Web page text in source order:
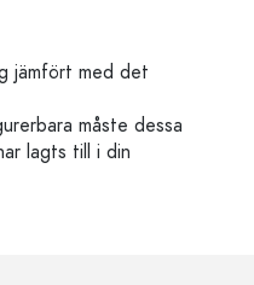
jämfört med det
måste dessa
lagts till i din